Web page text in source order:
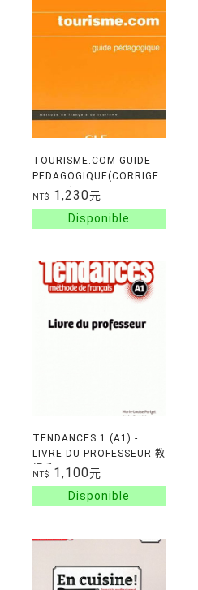
TOURISME.COM GUIDE
PEDAGOGIQUE(CORRIGE
INCLUS)
NT$ 1,230元
TENDANCES 1 (A1) -
LIVRE DU PROFESSEUR 教
師手冊
NT$ 1,100元